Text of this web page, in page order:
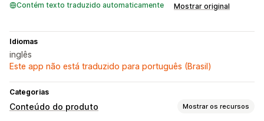
Contém texto traduzido automaticamente Mostrar original
Idiomas
inglês
Este app não está traduzido para português (Brasil)
Categorias
Conteúdo do produto Mostrar os recursos